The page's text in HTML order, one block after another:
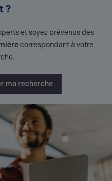
?
et soyez prévenus des
correspondant à votre
ma recherche